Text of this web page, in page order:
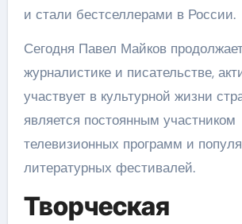
и стали бестселлерами в России.
Сегодня Павел Майков
журналистике и писательстве,
участвует в культурной жизни
является постоянным участником
телевизионных программ и
литературных фестивалей.
Творческая